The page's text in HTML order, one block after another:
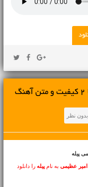
بدون نظر
پیله
امیر عظیمیبه نام پیلهرا دانلود